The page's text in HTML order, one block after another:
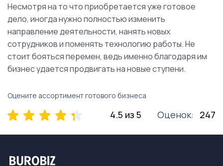
Несмотря на то что приобретается уже готовое
дело, иногда нужно полностью изменить
направление деятельности, нанять новых
сотрудников и поменять технологию работы. Не
стоит бояться перемен, ведь именно благодаря им
бизнес удается продвигать на новые ступени.
Оцените ассортимент готового бизнеса
4.5 из 5 Оценок: 247